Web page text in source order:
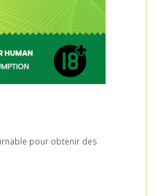
pour obtenir des